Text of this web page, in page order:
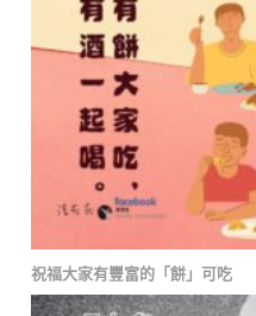
祝福大家有豐富的「餅」可吃